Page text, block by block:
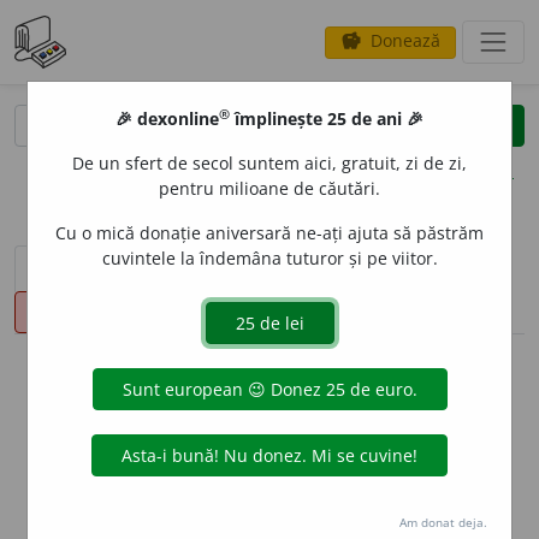
savings Donează
clear
opțiuni
sinteza definițiilor (1) definiții (17)
conjugări
info
Aceste definiții sunt compilate de
echipa dexonline. Definițiile
originale se află pe filadefiniții.
Puteți reordona filele pe pagina de
🎉 dexonline® împlinește 25 de ani 🎉
De un sfert de secol suntem aici, gratuit, zi de zi,
pentru milioane de căutări.
Cu o mică donație aniversară ne-ați ajuta să păstrăm
cuvintele la îndemâna tuturor și pe viitor.
Am donat deja.